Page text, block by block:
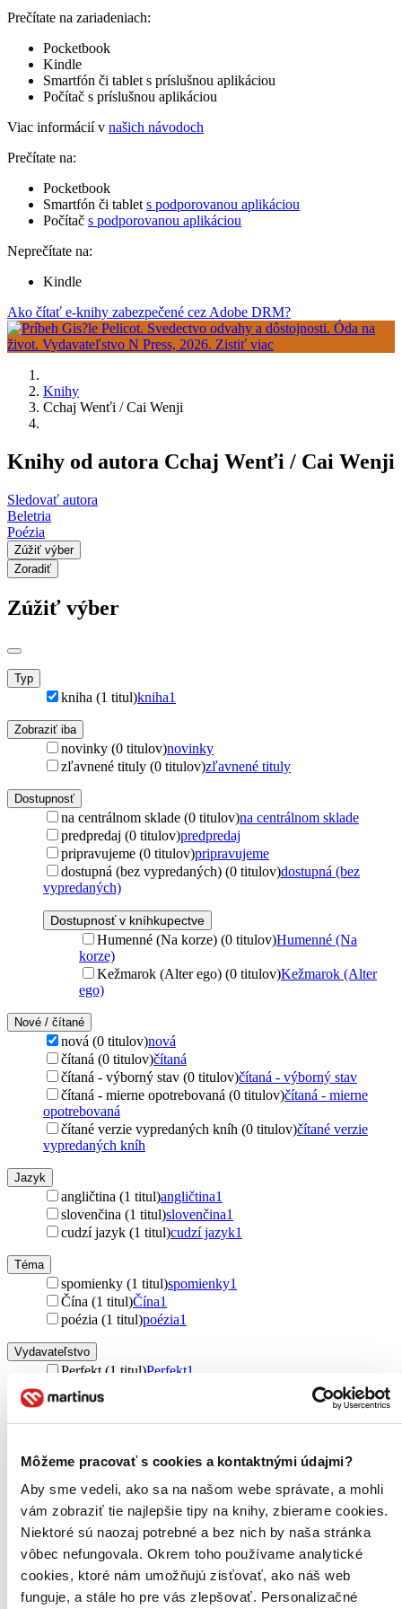
Môžeme pracovať s cookies a kontaktnými údajmi?
Aby sme vedeli, ako sa na našom webe správate, a mohli
vám zobraziť tie najlepšie tipy na knihy, zbierame cookies.
Niektoré sú naozaj potrebné a bez nich by naša stránka
vôbec nefungovala. Okrem toho používame analytické
cookies, ktoré nám umožňujú zisťovať, ako náš web
funguje, a stále ho pre vás zlepšovať. Personalizačné
Prečítate na zariadeniach:
Pocketbook
Kindle
Smartfón či tablet s príslušnou aplikáciou
Počítač s príslušnou aplikáciou
Viac informácií v našich návodoch
Prečítate na:
Pocketbook
Smartfón či tablet s podporovanou aplikáciou
Počítač s podporovanou aplikáciou
Neprečítate na:
Kindle
Ako čítať e-knihy zabezpečené cez Adobe DRM?
Knihy
Cchaj Wenťi / Cai Wenji
Knihy od autora Cchaj Wenťi / Cai Wenji
Sledovať autora
Beletria
Poézia
Zúžiť výber
Zoradiť
Zúžiť výber
Typ
kniha (1 titul)kniha1
Zobraziť iba
novinky (0 titulov)novinky
zľavnené tituly (0 titulov)zľavnené tituly
Dostupnosť
na centrálnom sklade (0 titulov)na centrálnom sklade
predpredaj (0 titulov)predpredaj
pripravujeme (0 titulov)pripravujeme
dostupná (bez vypredaných) (0 titulov)dostupná (bez
vypredaných)
Dostupnosť v kníhkupectve
Humenné (Na korze) (0 titulov)Humenné (Na
korze)
Kežmarok (Alter ego) (0 titulov)Kežmarok (Alter
ego)
Nové / čítané
nová (0 titulov)nová
čítaná (0 titulov)čítaná
čítaná - výborný stav (0 titulov)čítaná - výborný stav
čítaná - mierne opotrebovaná (0 titulov)čítaná - mierne
opotrebovaná
čítané verzie vypredaných kníh (0 titulov)čítané verzie
vypredaných kníh
Jazyk
angličtina (1 titul)angličtina1
slovenčina (1 titul)slovenčina1
cudzí jazyk (1 titul)cudzí jazyk1
Téma
spomienky (1 titul)spomienky1
Čína (1 titul)Čína1
poézia (1 titul)poézia1
Vydavateľstvo
Perfekt (1 titul)Perfekt1
Väzba
pevná väzba (1 titul)pevná väzba1
Zúžiť výber
Zoradiť
Bestsellery
Top hodnotené